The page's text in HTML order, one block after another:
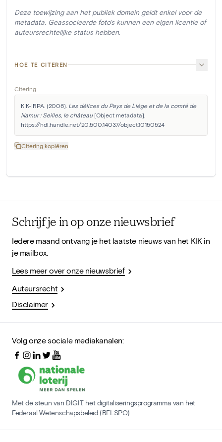
Deze toewijzing aan het publiek domein geldt enkel voor de
metadata. Geassocieerde foto's kunnen een eigen licentie of
auteursrechtelijke status hebben.
HOE TE CITEREN
Citering
KIK-IRPA. (2006). Les délices du Pays de Liège et de la comté de
Namur : Seilles, le château [Object metadata].
https://hdl.handle.net/20.500.14037/object.10150524
Citering kopiëren
Schrijf je in op onze nieuwsbrief
Iedere maand ontvang je het laatste nieuws van het KIK in
je mailbox.
Lees meer over onze nieuwsbrief
Auteursrecht
Disclaimer
Volg onze sociale mediakanalen:
Met de steun van DIGIT, het digitaliseringsprogramma van het
Federaal Wetenschapsbeleid (BELSPO)